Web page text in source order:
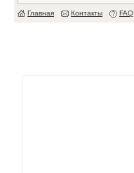
Главная Контакты FAQ